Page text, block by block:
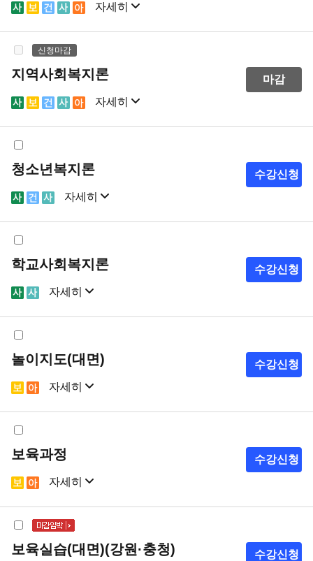
자세히
샘플강의 강의계획서
신청마감
지역사회복지론
자세히
샘플강의 강의계획서
마감
청소년복지론
자세히
샘플강의 강의계획서
수강신청
학교사회복지론
자세히
샘플강의 강의계획서
수강신청
놀이지도(대면)
자세히
샘플강의 강의계획서
수강신청
보육과정
자세히
샘플강의 강의계획서
수강신청
보육실습(대면)(강원·충청) 수강신청